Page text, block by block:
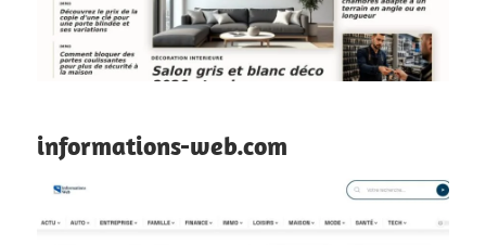
informations-web.com